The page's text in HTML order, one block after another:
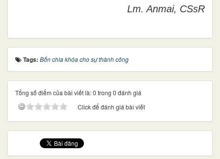
Lm. Anmai, CSsR
Tags: Bốn chìa khóa cho sự thành công
Tổng số điểm của bài viết là: 0 trong 0 đánh giá
Click để đánh giá bài viết